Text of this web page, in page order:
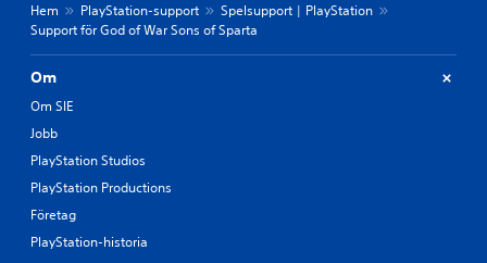
Hem PlayStation-support
Spelsupport | PlayStation
Support för God of War Sons of Sparta
Om
Om SIE
Jobb
PlayStation Studios
PlayStation Productions
Företag
PlayStation-historia